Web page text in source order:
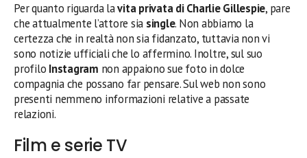
Per quanto riguarda lavita privata di Charlie Gillespie, pare
che attualmente l’attore sia single. Non abbiamo la
certezza che in realtà non sia fidanzato, tuttavia non vi
sono notizie ufficiali che lo affermino. Inoltre, sul suo
profilo Instagram non appaiono sue foto in dolce
compagnia che possano far pensare. Sul web non sono
presenti nemmeno informazioni relative a passate
relazioni.
Film e serie TV